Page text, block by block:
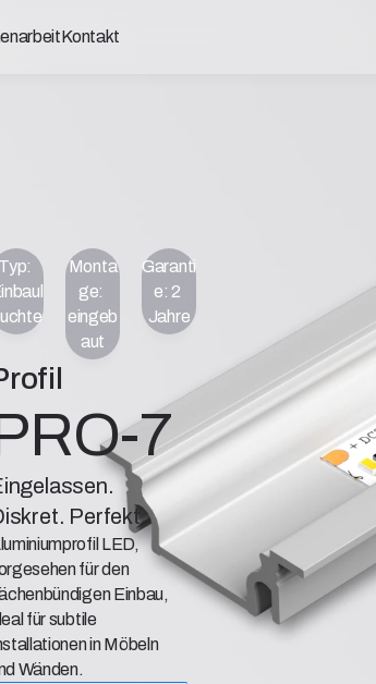
Typ:
Monta
ge:
eingeb
aut
Garanti
e: 2
Jahre
7
Perfekt.
LED,
für den
Einbau,
für subtile
in Möbeln
Wänden.
Kontakt